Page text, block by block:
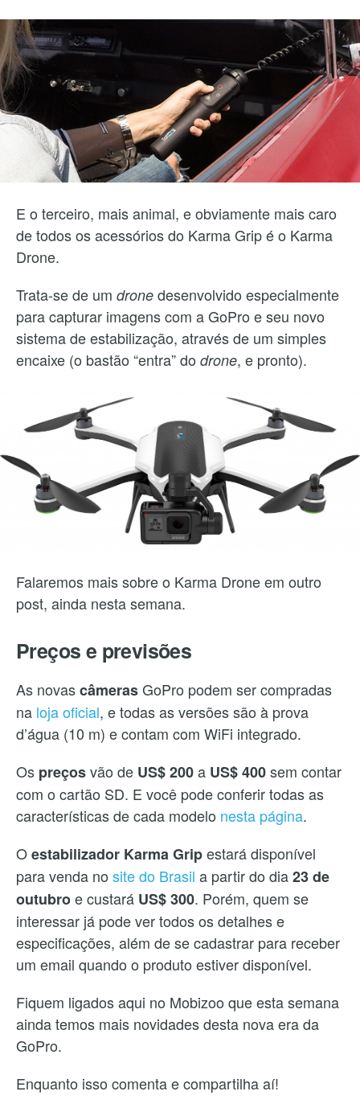
E o terceiro, mais animal, e obviamente mais caro
de todos os acessórios do Karma Grip é o Karma
Drone.
Trata-se de um drone desenvolvido especialmente
para capturar imagens com a GoPro e seu novo
sistema de estabilização, através de um simples
encaixe (o bastão “entra” do drone, e pronto).
Falaremos mais sobre o Karma Drone em outro
post, ainda nesta semana.
Preços e previsões
As novascâmerasGoPro podem ser compradas
na loja oficial, e todas as versões são à prova
d’água (10 m) e contam com WiFi integrado.
Os preçosvão de US$ 200a US$ 400sem contar
com o cartão SD. E você pode conferir todas as
características de cada modelo nesta página.
Oestabilizador Karma Gripestará disponível
para venda no site do Brasil a partir do dia23 de
outubroe custará US$ 300. Porém, quem se
interessar já pode ver todos os detalhes e
especificações, além de se cadastrar para receber
um email quando o produto estiver disponível.
Fiquem ligados aqui no Mobizoo que esta semana
ainda temos mais novidades desta nova era da
GoPro.
Enquanto isso comenta e compartilha aí!